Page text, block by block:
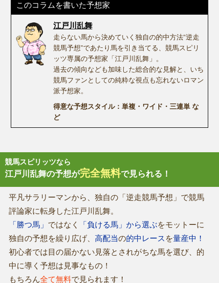
このコラムを書いた予想家
江戸川乱舞
走らない馬から決めていく独自の的中方法“逆走
競馬予想”であたり馬を引き当てる、競馬スピリ
ッツ専属の予想家「江戸川乱舞」。
過去の傾向なども加味した総合的な見解と、いち
競馬ファンとしての純粋な視点も忘れないロマン
派予想家。
得意な予想スタイル：単複・ワイド・三連単 な
ど
競馬スピリッツなら
江戸川乱舞の予想が完全無料で見られる！
平凡サラリーマンから、独自の「逆走競馬予想」で競馬
評論家に転身した江戸川乱舞。
「勝つ馬」 ではなく 「負ける馬」から選ぶをモットーに
独自の予想を繰り広げ、 高配当の的中レース を量産中！
初心者では目の届かない見落とされがちな馬を選び、的
中に導く予想は見事なもの！
もちろん全て無料で見られます！